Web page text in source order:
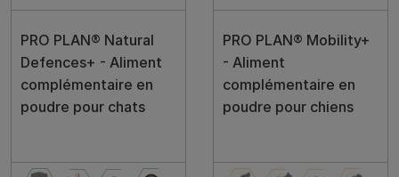
PRO PLAN® Natural
Defences+ - Aliment
complémentaire en
poudre pour chats
PRO PLAN® Mobility+
- Aliment
complémentaire en
poudre pour chiens